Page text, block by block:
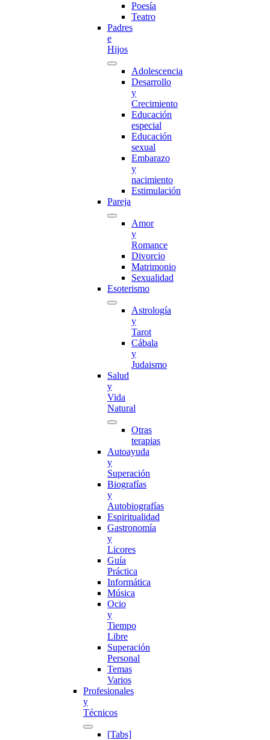
Poesía
Teatro
Padres
e
Hijos
Adolescencia
Desarrollo
y
Crecimiento
Educación
especial
Educación
sexual
Embarazo
y
nacimiento
Estimulación
Pareja
Amor
y
Romance
Divorcio
Matrimonio
Sexualidad
Esoterismo
Astrología
y
Tarot
Cábala
y
Judaismo
Salud
y
Vida
Natural
Otras
terapias
Autoayuda
y
Superación
Biografías
y
Autobiografías
Espiritualidad
Gastronomía
y
Licores
Guía
Práctica
Informática
Música
Ocio
y
Tiempo
Libre
Superación
Personal
Temas
Varios
Profesionales
y
Técnicos
[Tabs]